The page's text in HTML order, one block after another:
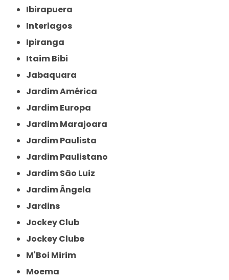
Ibirapuera
Interlagos
Ipiranga
Itaim Bibi
Jabaquara
Jardim América
Jardim Europa
Jardim Marajoara
Jardim Paulista
Jardim Paulistano
Jardim São Luiz
Jardim Ângela
Jardins
Jockey Club
Jockey Clube
M'Boi Mirim
Moema